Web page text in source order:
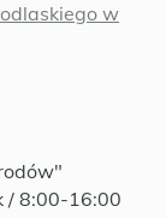
w
/ 8:00-16:00